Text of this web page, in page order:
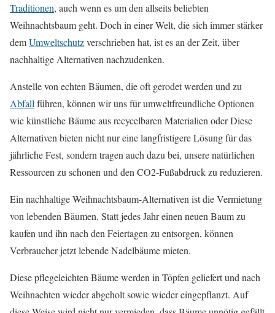
Traditionen, auch wenn es um den allseits beliebten
Weihnachtsbaum geht. Doch in einer Welt, die sich immer stärker
demUmweltschutzverschrieben hat, ist es an der Zeit, über
nachhaltige Alternativen nachzudenken.
Anstelle von echten Bäumen, die oft gerodet werden und zu
Abfall führen, können wir uns für umweltfreundliche Optionen
wie künstliche Bäume aus recycelbaren Materialien oder Diese
Alternativen bieten nicht nur eine langfristigere Lösung für das
jährliche Fest, sondern tragen auch dazu bei, unsere natürlichen
Ressourcen zu schonen und den CO2-Fußabdruck zu reduzieren.
Ein nachhaltige Weihnachtsbaum-Alternativen ist die Vermietung
von lebenden Bäumen. Statt jedes Jahr einen neuen Baum zu
kaufen und ihn nach den Feiertagen zu entsorgen, können
Verbraucher jetzt lebende Nadelbäume mieten.
Diese pflegeleichten Bäume werden in Töpfen geliefert und nach
Weihnachten wieder abgeholt sowie wieder eingepflanzt. Auf